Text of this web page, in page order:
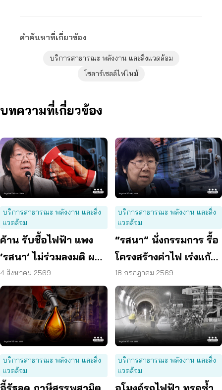
คำค้นหาที่เกี่ยวข้อง
บริการสาธารณะ พลังงาน และสิ่งแวดล้อม
โซลาร์เซลล์ไฟไหม้
บทความที่เกี่ยวข้อง
บริการสาธารณะ พลังงาน และสิ่ง
แวดล้อม
ค้าน รับซื้อไฟฟ้า แพง
‘รสนา’ ไม่ร่วมลงมติ ผลัก
ผู้บริโภค “แบก”
4 สิงหาคม 2569
บริการสาธารณะ พลังงาน และสิ่ง
แวดล้อม
“รสนา” นั่งกรรมการ รื้อ
โครงสร้างค่าไฟ เร่งแก้
ต้นเหตุพลังงานแพง
18 กรกฎาคม 2569
บริการสาธารณะ พลังงาน และสิ่ง
แวดล้อม
บริการสาธารณะ พลังงาน และสิ่ง
แวดล้อม